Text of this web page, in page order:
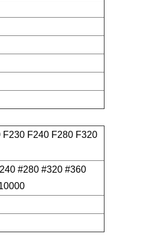
F240 F280 F320
#280 #320 #360